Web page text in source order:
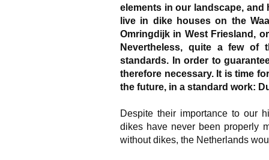
elements in our landscape, and
live in dike houses on the
Omringdijk in West Friesland,
Nevertheless, quite a few of
standards. In order to
therefore necessary. It is time
the future, in a standard work:
Despite their importance to our
dikes have never been properly
without dikes, the Netherlands